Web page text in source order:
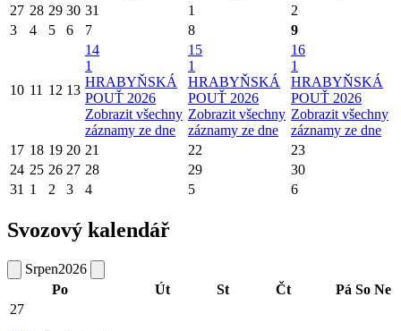
27 28 29 30 31 1
2
3
4 5 6 7 8 9
10 11 12 13
14
1
HRABYŇSKÁ
POUŤ 2026
Zobrazit všechny
záznamy ze dne
15
1
HRABYŇSKÁ
POUŤ 2026
Zobrazit všechny
záznamy ze dne
16
1
HRABYŇSKÁ
POUŤ 2026
Zobrazit všechny
záznamy ze dne
17 18 19 20 21 22
23
24 25 26 27 28 29
30
31 1 2 3 4 5 6
Svozový kalendář
Srpen2026
Po
Út St Čt Pá So Ne
27